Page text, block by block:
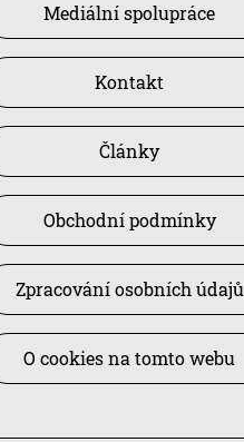
Mediální spolupráce
Kontakt
Články
Obchodní podmínky
Zpracování osobních údajů
O cookies na tomto webu